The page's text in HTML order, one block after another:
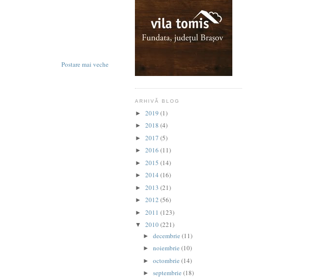
Postare mai veche
ARHIVĂ BLOG
► 2019 (1)
► 2018 (4)
► 2017 (5)
► 2016 (11)
► 2015 (14)
► 2014 (16)
► 2013 (21)
► 2012 (56)
► 2011 (123)
▼ 2010(221)
► decembrie (11)
► noiembrie (10)
► octombrie (14)
► septembrie (18)